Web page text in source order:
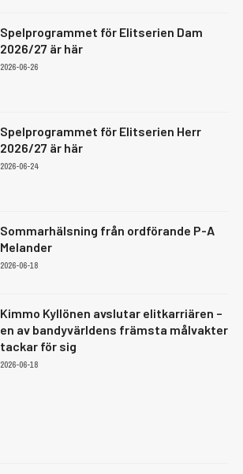
Spelprogrammet för Elitserien Dam
2026/27 är här
2026-06-26
Spelprogrammet för Elitserien Herr
2026/27 är här
2026-06-24
Sommarhälsning från ordförande P-A
Melander
2026-06-18
Kimmo Kyllönen avslutar elitkarriären –
en av bandyvärldens främsta målvakter
tackar för sig
2026-06-18